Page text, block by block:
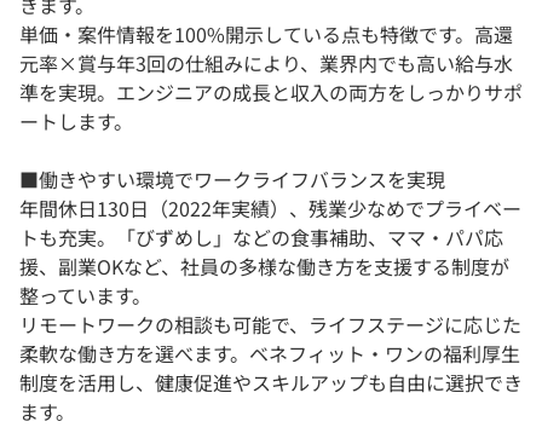
単価・案件情報を100%開示している点も特徴です。高還
元率×賞与年3回の仕組みにより、業界内でも高い給与水
準を実現。エンジニアの成長と収入の両方をしっかりサポ
ートします。
■働きやすい環境でワークライフバランスを実現
年間休日130日（2022年実績）、残業少なめでプライベー
トも充実。「びずめし」などの食事補助、ママ・パパ応
援、副業OKなど、社員の多様な働き方を支援する制度が
整っています。
リモートワークの相談も可能で、ライフステージに応じた
柔軟な働き方を選べます。ベネフィット・ワンの福利厚生
制度を活用し、健康促進やスキルアップも自由に選択でき
ます。